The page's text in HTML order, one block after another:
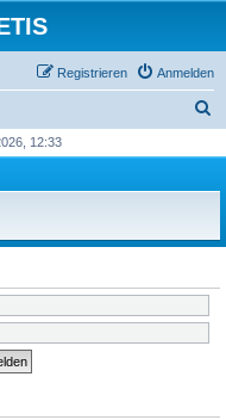
Anmelden
Registrieren
h
12:33